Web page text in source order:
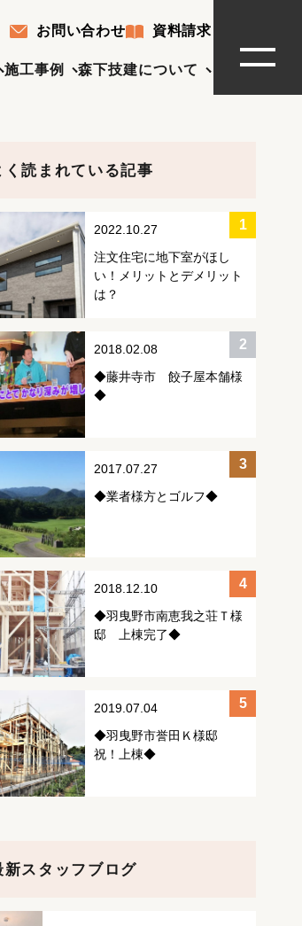
お問い合わせ 資料請求
施工事例 森下技建について
く読まれている記事
2022.10.27
注文住宅に地下室がほし
い！メリットとデメリット
は？
2018.02.08
◆藤井寺市 餃子屋本舗様
◆
2017.07.27
◆業者様方とゴルフ◆
2018.12.10
◆羽曳野市南恵我之荘Ｔ様
邸 上棟完了◆
2019.07.04
◆羽曳野市誉田Ｋ様邸
祝！上棟◆
新スタッフブログ